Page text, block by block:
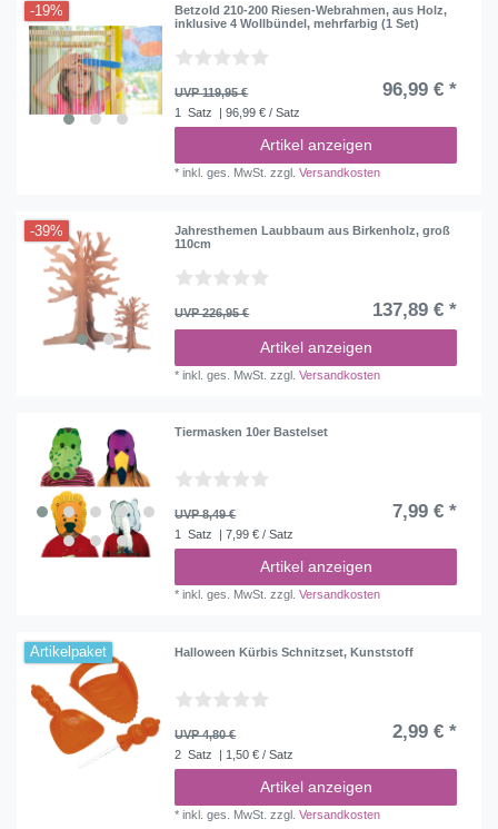
-19%
Betzold 210-200 Riesen-Webrahmen, aus Holz,
inklusive 4 Wollbündel, mehrfarbig (1 Set)
UVP 119,95 € 96,99 € *
1 Satz | 96,99 € / Satz
Artikel anzeigen
*inkl. ges. MwSt. zzgl.Versandkosten
-39%
Jahresthemen Laubbaum aus Birkenholz, groß
110cm
UVP 226,95 € 137,89 € *
Artikel anzeigen
*inkl. ges. MwSt. zzgl.Versandkosten
Tiermasken 10er Bastelset
UVP 8,49 € 7,99 € *
1 Satz | 7,99 € / Satz
Artikel anzeigen
*inkl. ges. MwSt. zzgl.Versandkosten
Artikelpaket Halloween Kürbis Schnitzset, Kunststoff
UVP 4,80 € 2,99 € *
2 Satz | 1,50 € / Satz
Artikel anzeigen
*inkl. ges. MwSt. zzgl.Versandkosten